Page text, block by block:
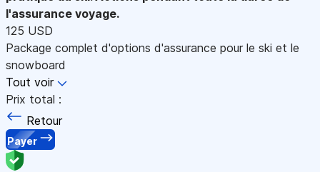
l'assurance voyage.
125 USD
Package complet d'options d'assurance pour le ski et le
snowboard
Tout voir
Prix total :
Retour
Payer